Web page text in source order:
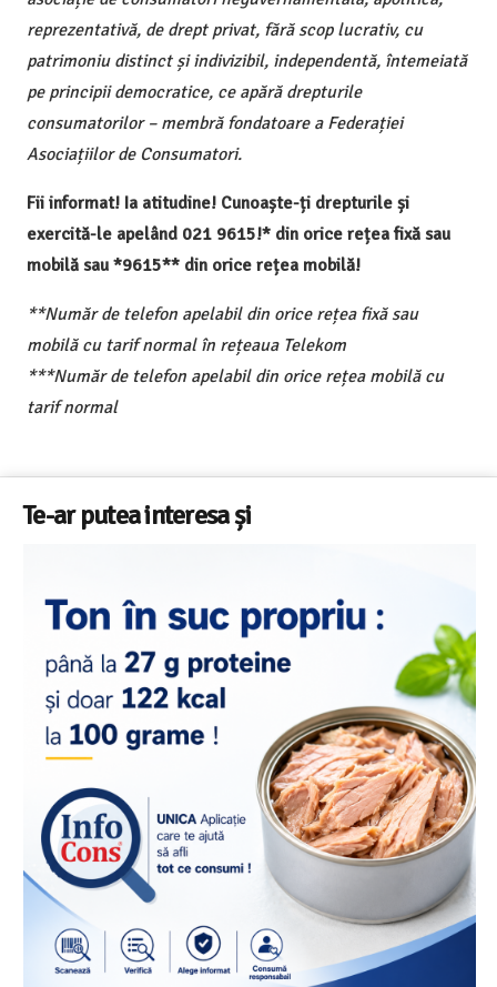
reprezentativă, de drept privat, fără scop lucrativ, cu
patrimoniu distinct și indivizibil, independentă, întemeiată
pe principii democratice, ce apără drepturile
consumatorilor – membră fondatoare a Federației
Asociațiilor de Consumatori.
Fii informat! Ia atitudine! Cunoaște-ți drepturile și
exercită-le apelând 021 9615!* din orice rețea fixă sau
mobilă sau *9615** din orice rețea mobilă!
**Număr de telefon apelabil din orice rețea fixă sau
mobilă cu tarif normal în rețeaua Telekom
***Număr de telefon apelabil din orice rețea mobilă cu
tarif normal
Te-ar putea interesa și